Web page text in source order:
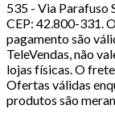
535 - Via Parafuso
CEP: 42.800-331.
pagamento são
TeleVendas, não
lojas físicas. O
Ofertas válidas
produtos são